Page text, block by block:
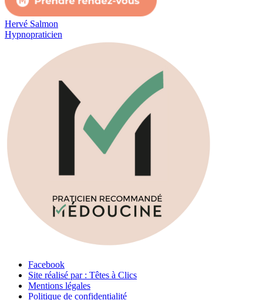
Hervé Salmon
Hypnopraticien
Facebook
Site réalisé par : Têtes à Clics
Mentions légales
Politique de confidentialité